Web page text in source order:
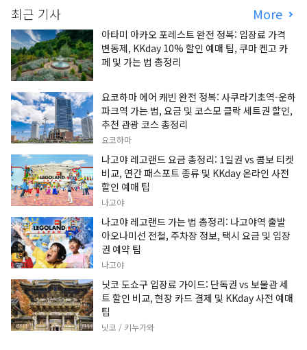
최근 기사 More
아타미 아카오 포레스트 완전 정복: 입장료 가격
변동제, KKday 10% 할인 예매 팁, 쿠마 켄고 카
페 및 가는 법 총정리
요코하마 에어 캐빈 완전 정복: 사쿠라기초역-운하
파크역 가는 법, 요금 및 코스모 클락 세트권 할인,
추천 관광 코스 총정리
요코하마
나고야 레고랜드 요금 총정리: 1일권 vs 콤보 티켓
비교, 연간 패스포트 종류 및 KKday 온라인 사전
할인 예매 팁
나고야
나고야 레고랜드 가는 법 총정리: 나고야역 출발
아오나미선 전철, 주차장 정보, 택시 요금 및 입장
권 예약 팁
나고야
닛코 도쇼구 입장료 가이드: 단독권 vs 보물관 세
트 할인 비교, 현장 카드 결제 및 KKday 사전 예매
팁
닛코 / 키누가와